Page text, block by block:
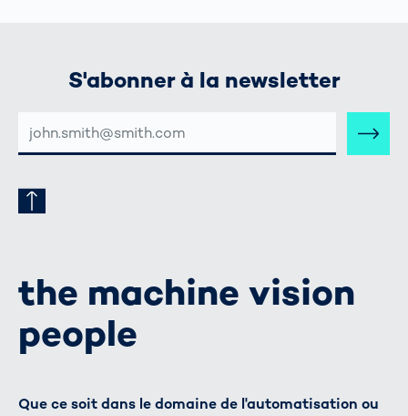
S'abonner à la newsletter
MAIL
the machine vision
people
Que ce soit dans le domaine de l'automatisation ou